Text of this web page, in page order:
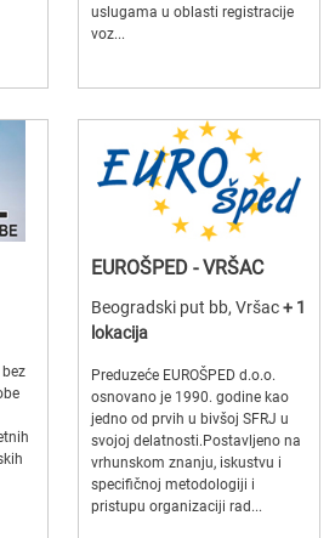
uslugama u oblasti registracije
voz...
EUROŠPED - VRŠAC
Beogradski put bb, Vršac+ 1
lokacija
Preduzeće EUROŠPED d.o.o.
osnovano je 1990. godine kao
jedno od prvih u bivšoj SFRJ u
svojoj delatnosti.Postavljeno na
vrhunskom znanju, iskustvu i
specifičnoj metodologiji i
pristupu organizaciji rad...